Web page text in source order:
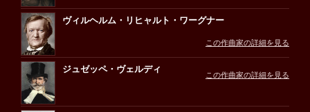
ヴィルヘルム・リヒャルト・ワーグナー
この作曲家の詳細を見る
ジュゼッペ・ヴェルディ
この作曲家の詳細を見る